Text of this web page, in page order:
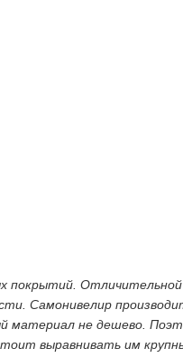
покрытий. Отличительной
Самонивелир
материал не дешево.
выравнивать им